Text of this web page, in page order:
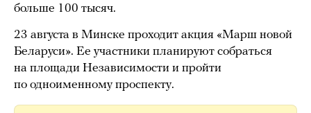
больше 100 тысяч.
23 августа в Минске проходит акция «Марш новой
Беларуси». Ее участники планируют собраться
на площади Независимости и пройти
по одноименному проспекту.